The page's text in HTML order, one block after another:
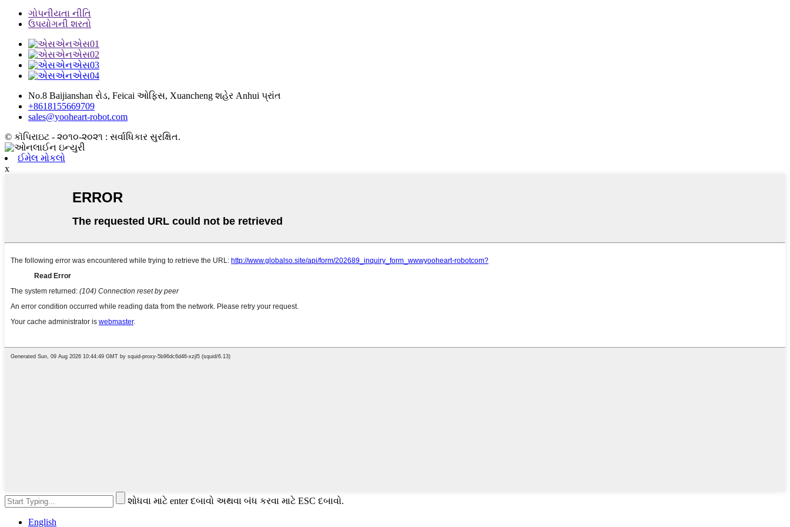
ગોપનીયતા નીતિ
ઉપયોગની શરતો
No.8 Baijianshan રોડ, Feicai ઓફિસ, Xuancheng શહેર Anhui પ્રાંત
+8618155669709
sales@yooheart-robot.com
© કૉપિરાઇટ - ૨૦૧૦-૨૦૨૧ : સર્વાધિકાર સુરક્ષિત.
ઈમેલ મોકલો
x
શોધવા માટે enter દબાવો અથવા બંધ કરવા માટે ESC દબાવો.
English